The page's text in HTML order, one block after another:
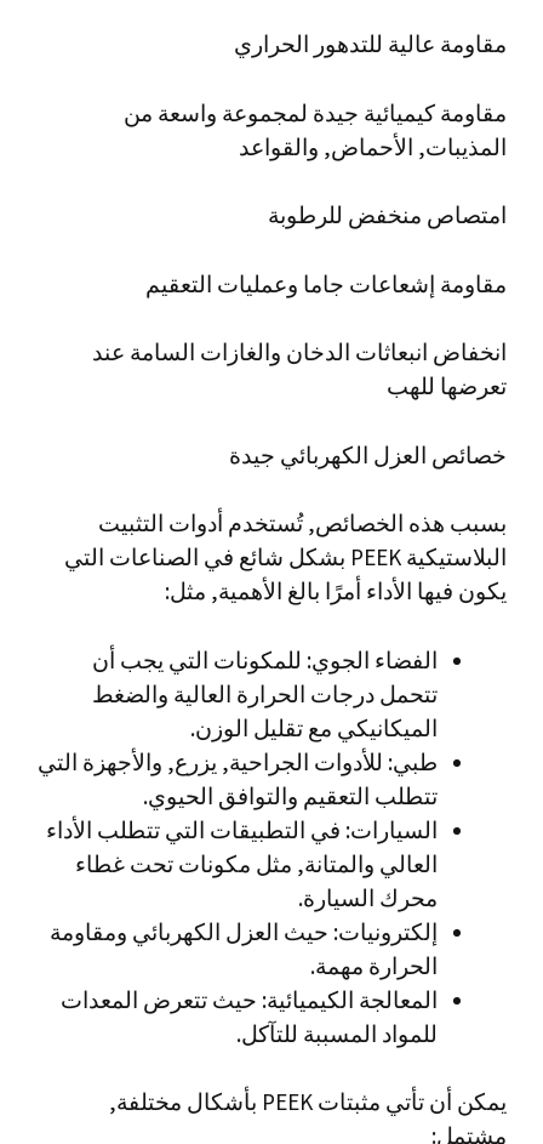
مقاومة عالية للتدهور الحراري
مقاومة كيميائية جيدة لمجموعة واسعة من
المذيبات, الأحماض, والقواعد
امتصاص منخفض للرطوبة
مقاومة إشعاعات جاما وعمليات التعقيم
انخفاض انبعاثات الدخان والغازات السامة عند
تعرضها للهب
خصائص العزل الكهربائي جيدة
بسبب هذه الخصائص, تُستخدم أدوات التثبيت
البلاستيكية PEEK بشكل شائع في الصناعات التي
يكون فيها الأداء أمرًا بالغ الأهمية, مثل:
الفضاء الجوي: للمكونات التي يجب أن
تتحمل درجات الحرارة العالية والضغط
الميكانيكي مع تقليل الوزن.
طبي: للأدوات الجراحية, يزرع, والأجهزة التي
تتطلب التعقيم والتوافق الحيوي.
السيارات: في التطبيقات التي تتطلب الأداء
العالي والمتانة, مثل مكونات تحت غطاء
محرك السيارة.
إلكترونيات: حيث العزل الكهربائي ومقاومة
الحرارة مهمة.
المعالجة الكيميائية: حيث تتعرض المعدات
للمواد المسببة للتآكل.
يمكن أن تأتي مثبتات PEEK بأشكال مختلفة,
مشتمل: